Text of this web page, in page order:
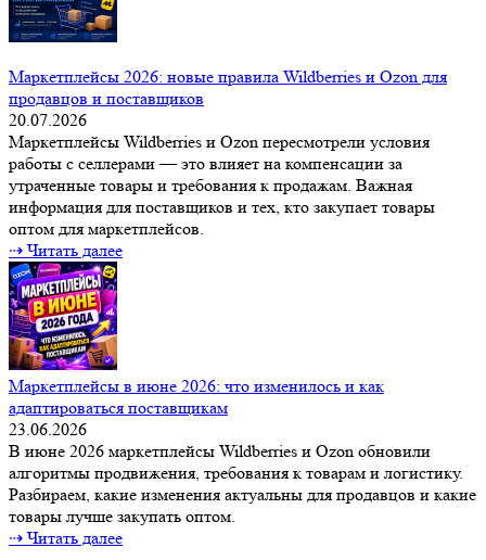
Маркетплейсы 2026: новые правила Wildberries и Ozon для
продавцов и поставщиков
20.07.2026
Маркетплейсы Wildberries и Ozon пересмотрели условия
работы с селлерами — это влияет на компенсации за
утраченные товары и требования к продажам. Важная
информация для поставщиков и тех, кто закупает товары
оптом для маркетплейсов.
⇢ Читать далее
Маркетплейсы в июне 2026: что изменилось и как
адаптироваться поставщикам
23.06.2026
В июне 2026 маркетплейсы Wildberries и Ozon обновили
алгоритмы продвижения, требования к товарам и логистику.
Разбираем, какие изменения актуальны для продавцов и какие
товары лучше закупать оптом.
⇢ Читать далее